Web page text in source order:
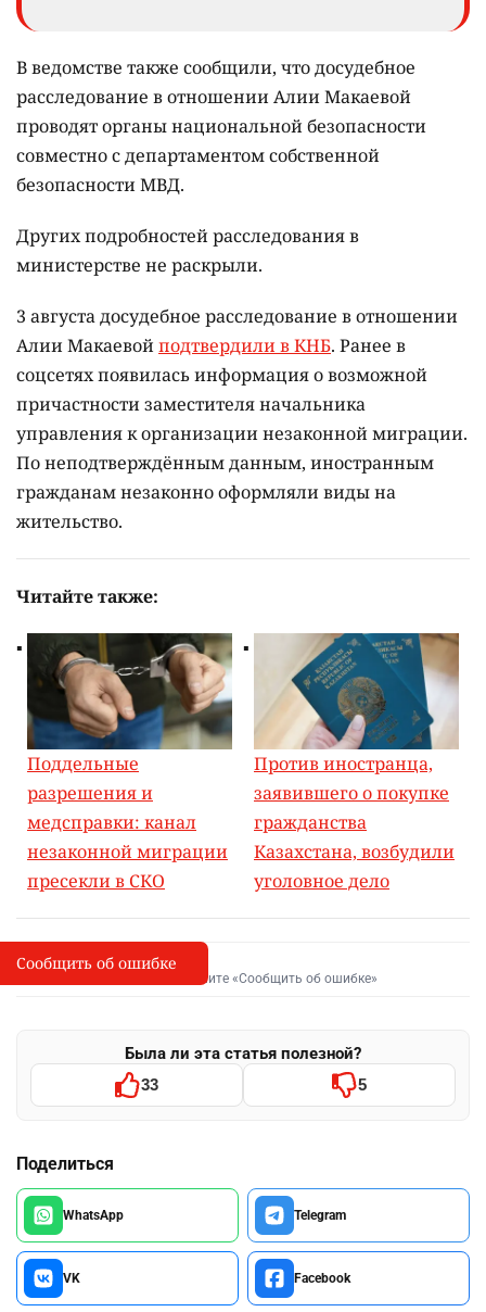
В ведомстве также сообщили, что досудебное
расследование в отношении Алии Макаевой
проводят органы национальной безопасности
совместно с департаментом собственной
безопасности МВД.
Других подробностей расследования в
министерстве не раскрыли.
3 августа досудебное расследование в отношении
Алии Макаевойподтвердили в КНБ. Ранее в
соцсетях появилась информация о возможной
причастности заместителя начальника
управления к организации незаконной миграции.
По неподтверждённым данным, иностранным
гражданам незаконно оформляли виды на
жительство.
Читайте также:
Поддельные
разрешения и
медсправки: канал
незаконной миграции
пресекли в СКО
Против иностранца,
заявившего о покупке
гражданства
Казахстана, возбудили
уголовное дело
I
Сообщить об опечатке
Выделите фрагмент и нажмите «Сообщить об ошибке»
Была ли эта статья полезной?
33 5
Поделиться
WhatsApp Telegram
VK Facebook
Сообщить об ошибке